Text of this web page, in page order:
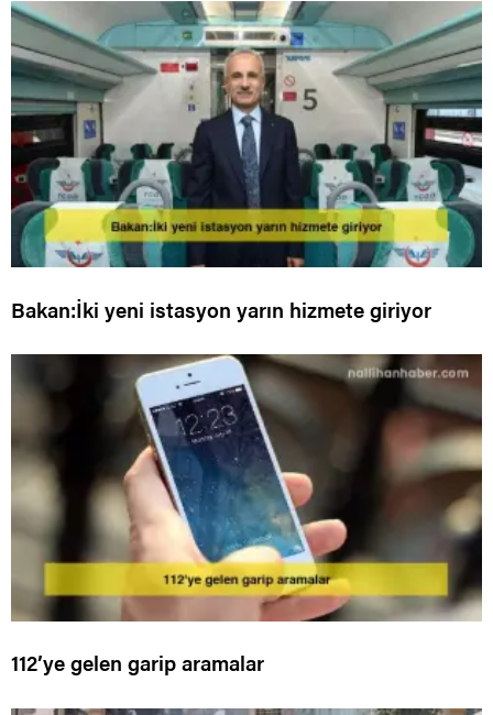
Bakan:İki yeni istasyon yarın hizmete giriyor
112’ye gelen garip aramalar